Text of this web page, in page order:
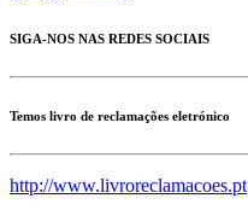
SIGA-NOS NAS REDES SOCIAIS
Temos livro de reclamações eletrónico
http://www.livroreclamacoes.pt